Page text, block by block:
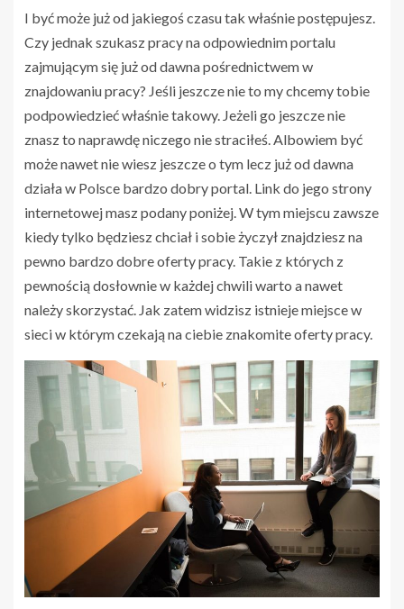
I być może już od jakiegoś czasu tak właśnie postępujesz.
Czy jednak szukasz pracy na odpowiednim portalu
zajmującym się już od dawna pośrednictwem w
znajdowaniu pracy? Jeśli jeszcze nie to my chcemy tobie
podpowiedzieć właśnie takowy. Jeżeli go jeszcze nie
znasz to naprawdę niczego nie straciłeś. Albowiem być
może nawet nie wiesz jeszcze o tym lecz już od dawna
działa w Polsce bardzo dobry portal. Link do jego strony
internetowej masz podany poniżej. W tym miejscu zawsze
kiedy tylko będziesz chciał i sobie życzył znajdziesz na
pewno bardzo dobre oferty pracy. Takie z których z
pewnością dosłownie w każdej chwili warto a nawet
należy skorzystać. Jak zatem widzisz istnieje miejsce w
sieci w którym czekają na ciebie znakomite oferty pracy.